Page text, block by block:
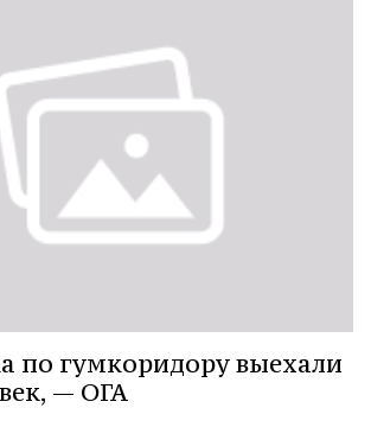
по гумкоридору выехали
— ОГА